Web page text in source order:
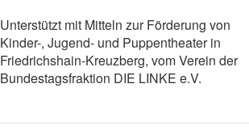
Unterstützt mit Mitteln zur Förderung von
Kinder-, Jugend- und Puppentheater in
Friedrichshain-Kreuzberg, vom Verein der
Bundestagsfraktion DIE LINKE e.V.